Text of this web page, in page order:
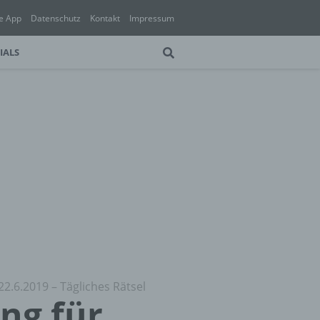
App Datenschutz Kontakt Impressum
– Tägliches Rätsel